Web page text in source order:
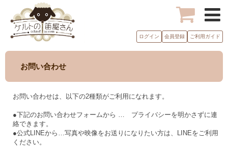
ログイン 会員登録 ご利用ガイド
お問い合わせ
お問い合わせは、以下の2種類がご利用になれます。
●下記のお問い合わせフォームから … プライバシーを明かさずに連
絡できます。
●公式LINEから…写真や映像をお送りになりたい方は、LINEをご利用
ください。